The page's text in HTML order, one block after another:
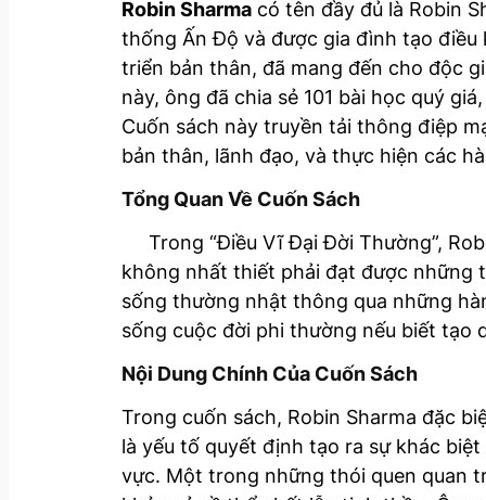
Robin Sharma có tên đầy đủ là Robin
thống Ấn Độ và được gia đình tạo
triển bản thân, đã mang đến cho độc
này, ông đã chia sẻ 101 bài học quý
Cuốn sách này truyền tải thông điệp
bản thân, lãnh đạo, và thực hiện các
Tổng Quan Về Cuốn Sách
Trong “Điều Vĩ Đại Đời Thường”,
không nhất thiết phải đạt được những
sống thường nhật thông qua những
sống cuộc đời phi thường nếu biết tạo
Nội Dung Chính Của Cuốn Sách
Trong cuốn sách, Robin Sharma đặc
là yếu tố quyết định tạo ra sự khác
vực. Một trong những thói quen quan